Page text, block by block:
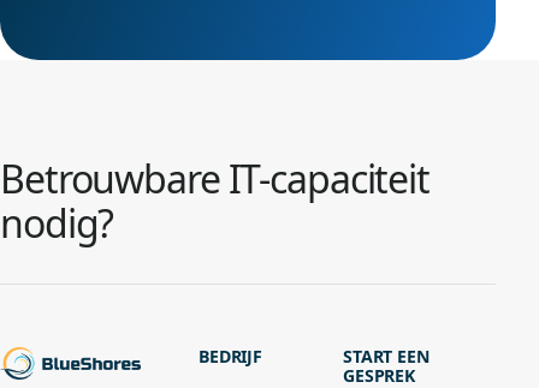
Betrouwbare IT-capaciteit
nodig?
BEDRIJF
START EEN
GESPREK